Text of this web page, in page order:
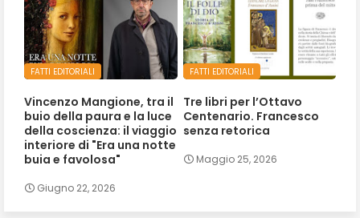
FATTI EDITORIALI
Vincenzo Mangione, tra il
buio della paura e la luce
della coscienza: il viaggio
interiore di "Era una notte
buia e favolosa"
Giugno 22, 2026
FATTI EDITORIALI
Tre libri per l’Ottavo
Centenario. Francesco
senza retorica
Maggio 25, 2026